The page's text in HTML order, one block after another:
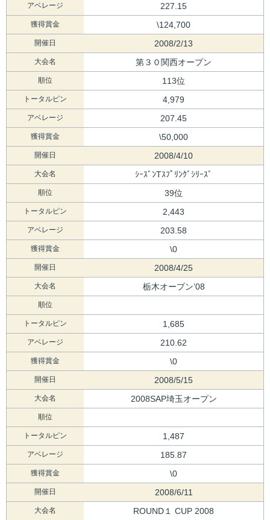
アベレージ 227.15
獲得賞金 \124,700
開催日 2008/2/13
大会名 第３０関西オープン
順位 113位
トータルピン 4,979
アベレージ 207.45
獲得賞金 \50,000
開催日 2008/4/10
大会名 ｼｰｽﾞﾝTｽﾌﾟﾘﾝｸﾞｼﾘｰｽﾞ
順位 39位
トータルピン 2,443
アベレージ 203.58
獲得賞金 \0
開催日 2008/4/25
大会名 栃木オープン’08
順位
トータルピン 1,685
アベレージ 210.62
獲得賞金 \0
開催日 2008/5/15
大会名 2008SAP埼玉オープン
順位
トータルピン 1,487
アベレージ 185.87
獲得賞金 \0
開催日 2008/6/11
大会名 ROUND１ CUP 2008